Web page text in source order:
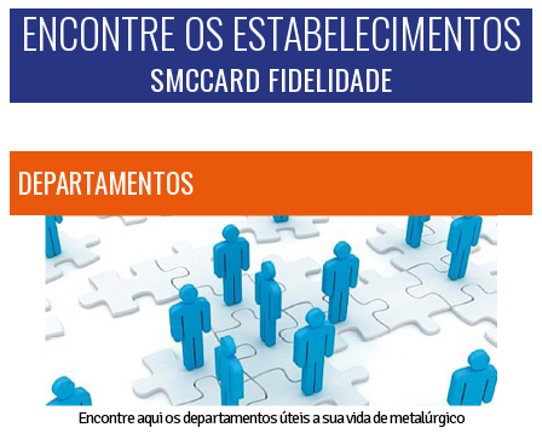
ENCONTRE OS ESTABELECIMENTOS
SMCCARD FIDELIDADE
DEPARTAMENTOS
Encontre aqui os departamentos úteis a sua vida de metalúrgico